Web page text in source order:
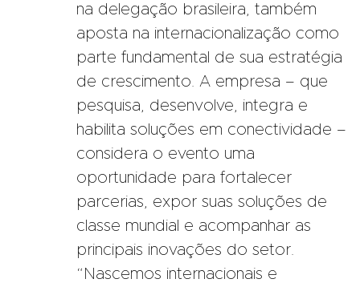
na delegação brasileira, também
aposta na internacionalização como
parte fundamental de sua estratégia
de crescimento. A empresa – que
pesquisa, desenvolve, integra e
habilita soluções em conectividade –
considera o evento uma
oportunidade para fortalecer
parcerias, expor suas soluções de
classe mundial e acompanhar as
principais inovações do setor.
“Nascemos internacionais e